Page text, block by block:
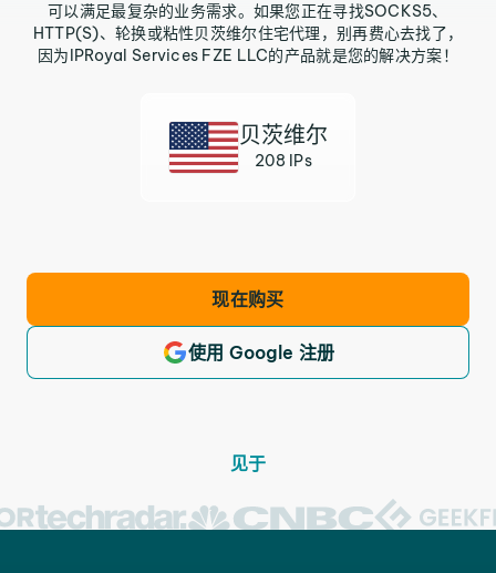
可以满足最复杂的业务需求。如果您正在寻找SOCKS5、
HTTP(S)、轮换或粘性贝茨维尔住宅代理，别再费心去找了，
因为IPRoyal Services FZE LLC的产品就是您的解决方案！
贝茨维尔
208 IPs
现在购买
使用 Google 注册
见于